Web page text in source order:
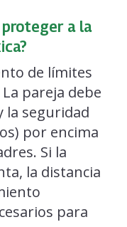
proteger a la
de límites
pareja debe
la seguridad
por encima
Si la
la distancia
para